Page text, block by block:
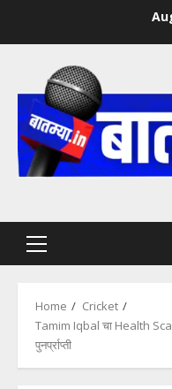
Primary
Home
Cricket
Tamim Iqbal चा Health
पुनर्प्राप्ती